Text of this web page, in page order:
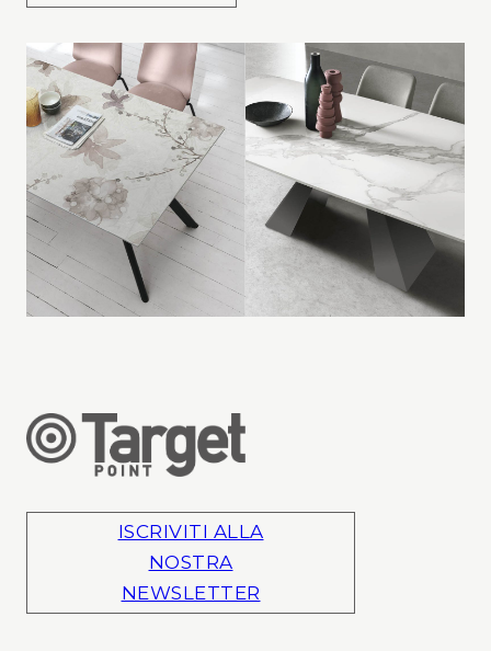
ISCRIVITI ALLA
NOSTRA
NEWSLETTER